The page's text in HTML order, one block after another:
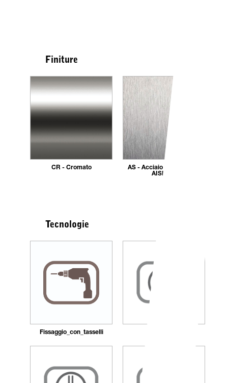
Finiture
CR - Cromato
AS - Acciaio inox satinato
AISI 304
Tecnologie
Fissaggio_con_tasselli